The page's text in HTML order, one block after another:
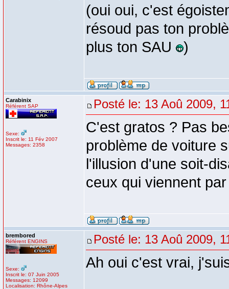
(oui oui, c'est
résoud pas ton
plus ton SAU
)
Carabinix
Référent SAP
Sexe:
Inscrit le: 11 Fév 2007
Messages: 2358
Posté le: 13 Aoû 2009,
C'est gratos ? Pas
problème de voiture
l'illusion d'une soit-
ceux qui viennent
brembored
Référent ENGINS
Sexe:
Inscrit le: 07 Juin 2005
Messages: 12099
Localisation: Rhône-Alpes
Posté le: 13 Aoû 2009,
Ah oui c'est vrai,